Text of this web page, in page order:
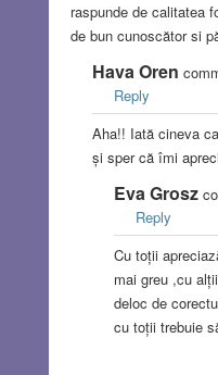
raspunde de calitatea
de bun cunoscător si
Hava Oren
Reply
Aha!! Iată cineva
și sper că îmi
Eva Grosz
Reply
Cu toții
mai greu ,cu
deloc de
cu toții trebuie